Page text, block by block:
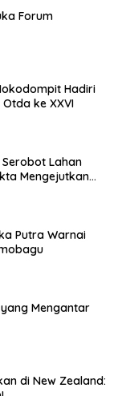
Forum
Hadiri
ke XXVI
Lahan
Mengejutkan
Putra Warnai
Mengantar
di New Zealand: